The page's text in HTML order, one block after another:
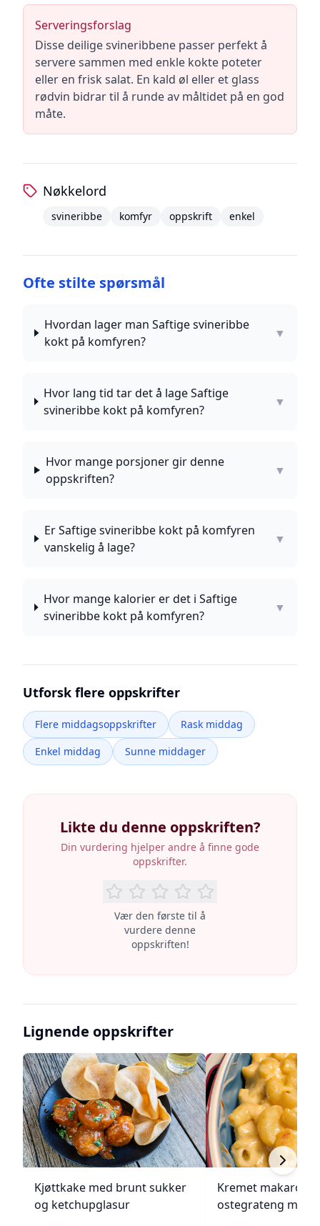
Serveringsforslag
Disse deilige svineribbene passer perfekt å
servere sammen med enkle kokte poteter
eller en frisk salat. En kald øl eller et glass
rødvin bidrar til å runde av måltidet på en god
måte.
Nøkkelord
svineribbe komfyr oppskrift enkel
Ofte stilte spørsmål
Hvordan lager man Saftige svineribbe
kokt på komfyren?
▼
Hvor lang tid tar det å lage Saftige
svineribbe kokt på komfyren?
▼
Hvor mange porsjoner gir denne
oppskriften?
▼
Er Saftige svineribbe kokt på komfyren
vanskelig å lage?
▼
Hvor mange kalorier er det i Saftige
svineribbe kokt på komfyren?
▼
Utforsk flere oppskrifter
Flere middagsoppskrifter
Rask middag
Enkel middag
Sunne middager
Likte du denne oppskriften?
Din vurdering hjelper andre å finne gode
oppskrifter.
Vær den første til å
vurdere denne
oppskriften!
Lignende oppskrifter
Kjøttkake med brunt sukker
og ketchupglasur
Kremet makaroni-
ostegrateng med